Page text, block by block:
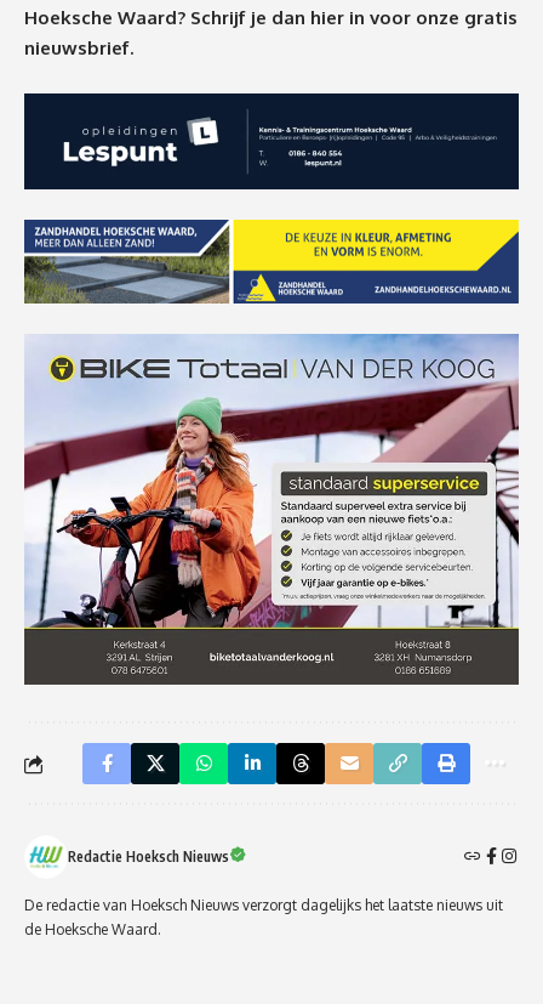
Hoeksche Waard? Schrijf je dan hier in voor onze gratis
nieuwsbrief.
Redactie Hoeksch Nieuws
De redactie van Hoeksch Nieuws verzorgt dagelijks het laatste nieuws uit
de Hoeksche Waard.